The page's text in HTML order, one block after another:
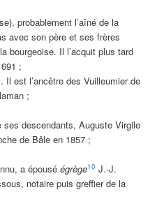
probablement l’aîné de la
avec son père et ses frères
bourgeoise. Il l’acquit plus tard
;
Il est l’ancêtre des Vuilleumier de
;
ses descendants, Auguste Virgile
de Bâle en 1857 ;
a épousé égrège10 J.-J.
notaire puis greffier de la